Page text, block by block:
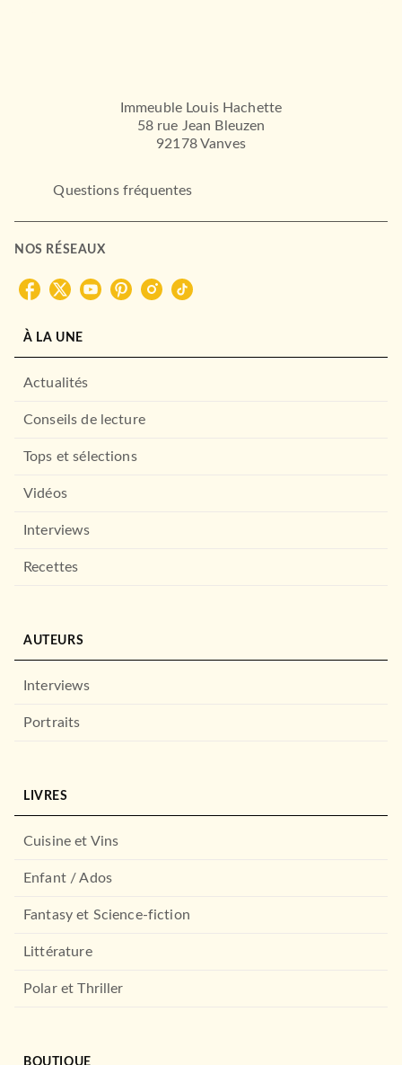
Immeuble Louis Hachette
58 rue Jean Bleuzen
92178 Vanves
Questions fréquentes
NOS RÉSEAUX
À LA UNE
Actualités
Conseils de lecture
Tops et sélections
Vidéos
Interviews
Recettes
AUTEURS
Interviews
Portraits
LIVRES
Cuisine et Vins
Enfant / Ados
Fantasy et Science-fiction
Littérature
Polar et Thriller
BOUTIQUE